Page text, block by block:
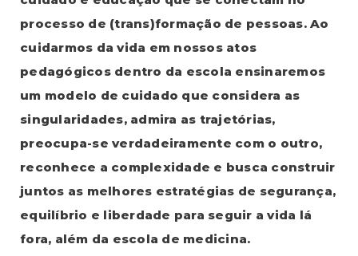
processo de (trans)formação de pessoas. Ao
cuidarmos da vida em nossos atos
pedagógicos dentro da escola ensinaremos
um modelo de cuidado que considera as
singularidades, admira as trajetórias,
preocupa-se verdadeiramente com o outro,
reconhece a complexidade e busca construir
juntos as melhores estratégias de segurança,
equilíbrio e liberdade para seguir a vida lá
fora, além da escola de medicina.